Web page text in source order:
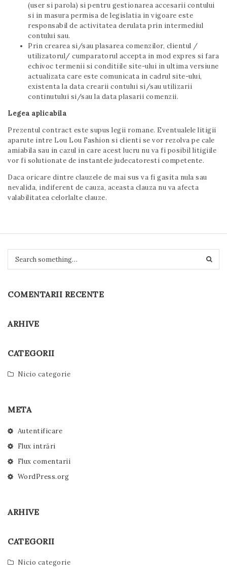
(user si parola) si pentru gestionarea accesarii contului
si in masura permisa de legislatia in vigoare este
responsabil de activitatea derulata prin intermediul
contului sau.
Prin crearea si/sau plasarea comenzilor, clientul /
utilizatorul/ cumparatorul accepta in mod expres si fara
echivoc termenii si conditiile site-ului in ultima versiune
actualizata care este comunicata in cadrul site-ului,
existenta la data crearii contului si/sau utilizarii
continutului si/sau la data plasarii comenzii.
Legea aplicabila
Prezentul contract este supus legii romane. Eventualele litigii
aparute intre Lou Lou Fashion si clienti se vor rezolva pe cale
amiabila sau in cazul in care acest lucru nu va fi posibil litigiile
vor fi solutionate de instantele judecatoresti competente.
Daca oricare dintre clauzele de mai sus va fi gasita nula sau
nevalida, indiferent de cauza, aceasta clauza nu va afecta
valabilitatea celorlalte clauze.
c
COMENTARII RECENTE
ARHIVE
CATEGORII
Nicio categorie
META
Autentificare
Flux intrări
Flux comentarii
WordPress.org
ARHIVE
CATEGORII
Nicio categorie